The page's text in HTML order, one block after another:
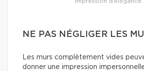
NE PAS NÉGLIGER LES
Les murs complètement vides
donner une impression